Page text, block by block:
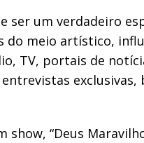
ser um verdadeiro
do meio artístico,
TV, portais de
show, “Deus